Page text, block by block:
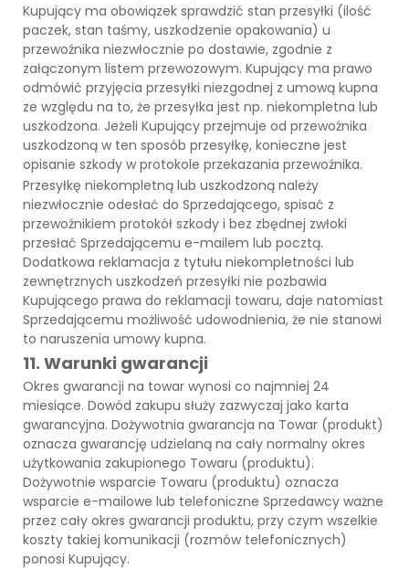
Kupujący ma obowiązek sprawdzić stan przesyłki (ilość
paczek, stan taśmy, uszkodzenie opakowania) u
przewoźnika niezwłocznie po dostawie, zgodnie z
załączonym listem przewozowym. Kupujący ma prawo
odmówić przyjęcia przesyłki niezgodnej z umową kupna
ze względu na to, że przesyłka jest np. niekompletna lub
uszkodzona. Jeżeli Kupujący przejmuje od przewoźnika
uszkodzoną w ten sposób przesyłkę, konieczne jest
opisanie szkody w protokole przekazania przewoźnika.
Przesyłkę niekompletną lub uszkodzoną należy
niezwłocznie odesłać do Sprzedającego, spisać z
przewoźnikiem protokół szkody i bez zbędnej zwłoki
przesłać Sprzedającemu e-mailem lub pocztą.
Dodatkowa reklamacja z tytułu niekompletności lub
zewnętrznych uszkodzeń przesyłki nie pozbawia
Kupującego prawa do reklamacji towaru, daje natomiast
Sprzedającemu możliwość udowodnienia, że nie stanowi
to naruszenia umowy kupna.
11. Warunki gwarancji
Okres gwarancji na towar wynosi co najmniej 24
miesiące. Dowód zakupu służy zazwyczaj jako karta
gwarancyjna. Dożywotnia gwarancja na Towar (produkt)
oznacza gwarancję udzielaną na cały normalny okres
użytkowania zakupionego Towaru (produktu).
Dożywotnie wsparcie Towaru (produktu) oznacza
wsparcie e-mailowe lub telefoniczne Sprzedawcy ważne
przez cały okres gwarancji produktu, przy czym wszelkie
koszty takiej komunikacji (rozmów telefonicznych)
ponosi Kupujący.